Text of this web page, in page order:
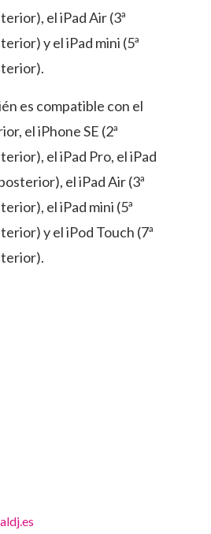
el iPad Air (3ª
y el iPad mini (5ª
es compatible con el
el iPhone SE (2ª
el iPad Pro, el iPad
el iPad Air (3ª
el iPad mini (5ª
y el iPod Touch (7ª